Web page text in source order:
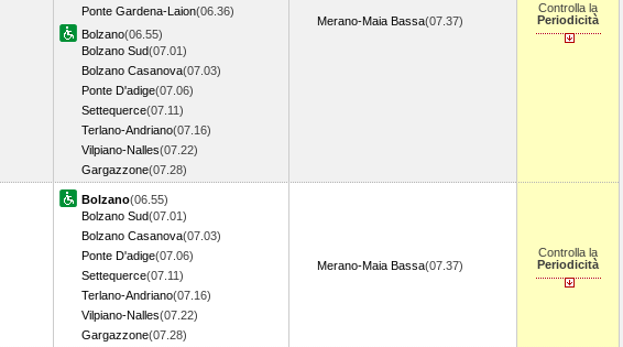
Ponte Gardena-Laion(06.36)
Bolzano(06.55)
Bolzano Sud(07.01)
Bolzano Casanova(07.03)
Ponte D'adige(07.06)
Settequerce(07.11)
Terlano-Andriano(07.16)
Vilpiano-Nalles(07.22)
Gargazzone(07.28)
Merano-Maia Bassa(07.37)
Controlla la
Periodicità
Bolzano(06.55)
Bolzano Sud(07.01)
Bolzano Casanova(07.03)
Ponte D'adige(07.06)
Settequerce(07.11)
Terlano-Andriano(07.16)
Vilpiano-Nalles(07.22)
Gargazzone(07.28)
Merano-Maia Bassa(07.37)
Controlla la
Periodicità